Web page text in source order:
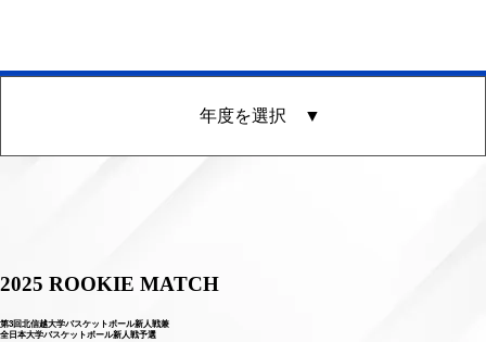
年度を選択 ▼
2025 ROOKIE MATCH
第3回北信越大学バスケットボール新人戦兼
全日本大学バスケットボール新人戦予選